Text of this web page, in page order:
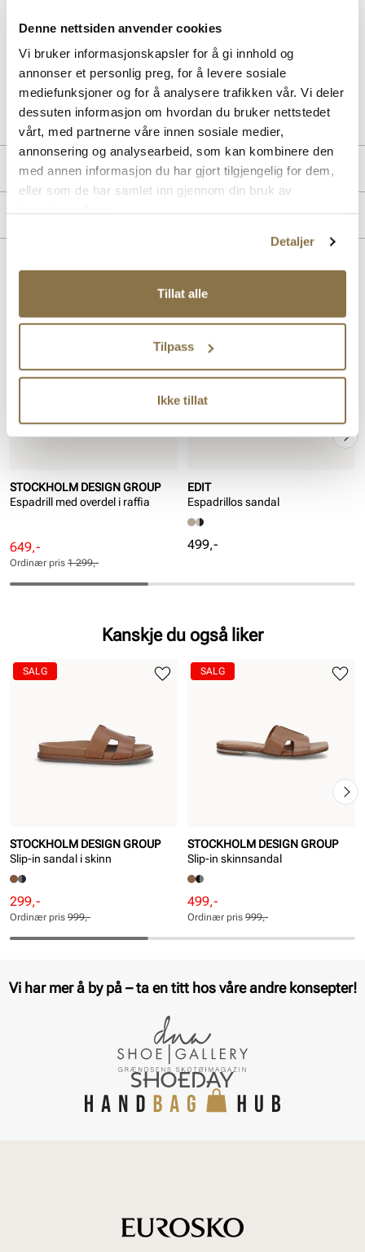
Denne nettsiden anvender cookies
Vi bruker informasjonskapsler for å gi innhold og
annonser et personlig preg, for å levere sosiale
mediefunksjoner og for å analysere trafikken vår. Vi deler
dessuten informasjon om hvordan du bruker nettstedet
vårt, med partnerne våre innen sosiale medier,
annonsering og analysearbeid, som kan kombinere den
med annen informasjon du har gjort tilgjengelig for dem,
eller som de har samlet inn gjennom din bruk av
Detaljer
Tillat alle
Tilpass
Ikke tillat
hæl på 9 cm. Lukket tåparti med justerbar reim rundt ankelen, noe
pent på foten. Håndlaget i Spania med premium materialer.
Art. nr41663001
Lev. art. nr26V1149
Produktdetaljer
Merke
STOCKHOLM DESIGN GROUP
Espadrill med overdel i raffia
Rabattert
pris
Pris
649,-
Ordinær
pris
Pris
Ordinær pris 1 299,-
SALG
EDIT
Espadrillos sandal
Pris
499,-
Kanskje du også liker
STOCKHOLM DESIGN GROUP
Slip-in sandal i skinn
Rabattert
pris
Pris
299,-
Ordinær
pris
Pris
Ordinær pris 999,-
SALG
STOCKHOLM DESIGN GROUP
Slip-in skinnsandal
Rabattert
pris
Pris
499,-
Ordinær
pris
Pris
Ordinær pris 999,-
SALG
Vi har mer å by på – ta en titt hos våre andre konsepter!